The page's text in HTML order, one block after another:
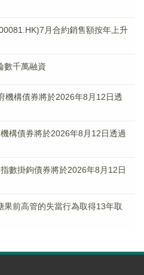
月合約銷售額按年上升
數千萬融資
機構債券將於2026年8月12日透
構債券將於2026年8月12日透過
數掛鉤債券將於2026年8月12日
果前高管的失當行為取得13年取